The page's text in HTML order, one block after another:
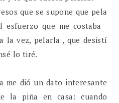
que se supone que pela
que me costaba
la vez, pelarla , que desistí
lo tiré.
me dió un dato interesante
la piña en casa: cuando